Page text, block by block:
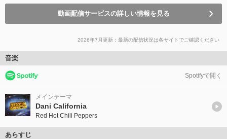
動画配信サービスの詳しい情報を見る
2026年7月更新：最新の配信状況は各サイトでご確認ください
音楽
Spotifyで開く
メインテーマ
Dani California
Red Hot Chili Peppers
あらすじ